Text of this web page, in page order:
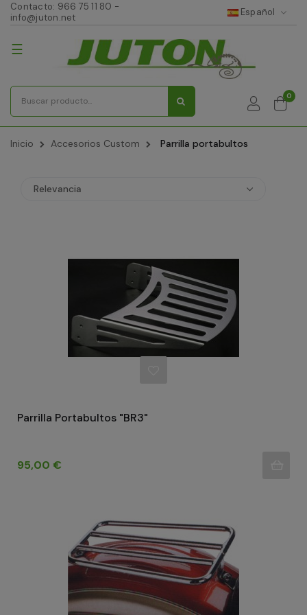
Contacto: 966 75 11 80 -
info@juton.net
Español
0
Navegación
☰
Inicio Accesorios Custom Parrilla portabultos
Relevancia
Parrilla Portabultos "BR3"
Precio
95,00 €